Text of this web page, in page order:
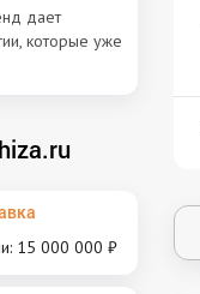
дает
которые уже
15 000 000 ₽